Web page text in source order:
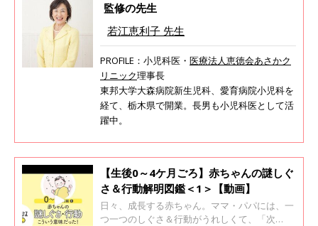
監修の先生
若江恵利子 先生
PROFILE：小児科医・ 医療法人恵徳会あさかク
リニック理事長
東邦大学大森病院新生児科、愛育病院小児科を
経て、栃木県で開業。長男も小児科医として活
躍中。
【生後0～4ケ月ごろ】赤ちゃんの謎しぐ
さ＆行動解明図鑑＜1＞【動画】
日々、成長する赤ちゃん。ママ・パパには、一
つ一つのしぐさ＆行動がうれしくて、「次